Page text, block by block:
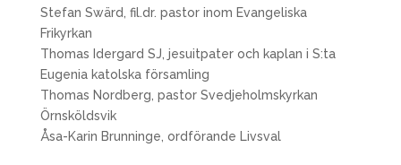
Stefan Swärd, fil.dr. pastor inom Evangeliska
Frikyrkan
Thomas Idergard SJ, jesuitpater och kaplan i S:ta
Eugenia katolska församling
Thomas Nordberg, pastor Svedjeholmskyrkan
Örnsköldsvik
Åsa-Karin Brunninge, ordförande Livsval